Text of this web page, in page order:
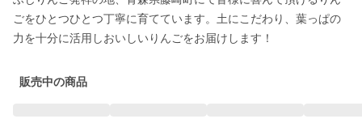
ごをひとつひとつ丁寧に育てています。土にこだわり、葉っぱの
力を十分に活用しおいしいりんごをお届けします！
販売中の商品